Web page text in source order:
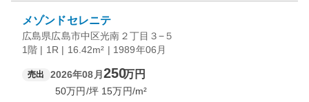
メゾンドセレニテ
広島県広島市中区光南２丁目３−５
1階 | 1R | 16.42m² | 1989年06月
売出 2026年08月 250万円
50万円/坪 15万円/m²